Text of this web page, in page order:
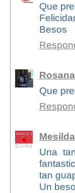
Que
Besos
Rosana
Que
Mesilda
Una
tan
Un